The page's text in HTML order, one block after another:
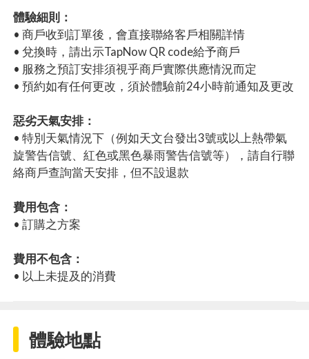
體驗細則：
• 商戶收到訂單後，會直接聯絡客戶相關詳情
• 兌換時，請出示TapNow QR code給予商戶
• 服務之預訂安排須視乎商戶實際供應情況而定
• 預約如有任何更改，須於體驗前24小時前通知及更改
惡劣天氣安排：
• 特別天氣情況下（例如天文台發出3號或以上熱帶氣
旋警告信號、紅色或黑色暴雨警告信號等），請自行聯
絡商戶查詢當天安排，但不設退款
費用包含：
• 訂購之方案
費用不包含：
• 以上未提及的消費
體驗地點